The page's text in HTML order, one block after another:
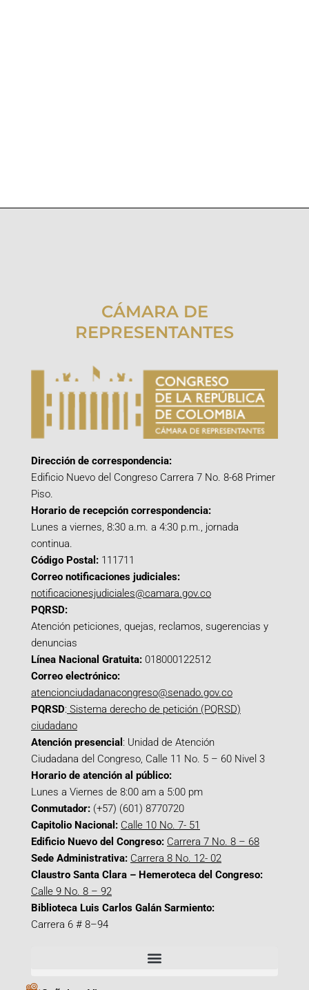
CÁMARA DE
REPRESENTANTES
Dirección de correspondencia:
Edificio Nuevo del Congreso Carrera 7 No. 8-68 Primer
Piso.
Horario de recepción correspondencia:
Lunes a viernes, 8:30 a.m. a 4:30 p.m., jornada
continua.
Código Postal: 111711
Correo notificaciones judiciales:
notificacionesjudiciales@camara.gov.co
PQRSD:
Atención peticiones, quejas, reclamos, sugerencias y
denuncias
Línea Nacional Gratuita: 018000122512
Correo electrónico:
atencionciudadanacongreso@senado.gov.co
PQRSD: Sistema derecho de petición (PQRSD)
ciudadano
Atención presencial : Unidad de Atención
Ciudadana del Congreso, Calle 11 No. 5 – 60 Nivel 3
Horario de atención al público:
Lunes a Viernes de 8:00 am a 5:00 pm
Conmutador: (+57) (601) 8770720
Capitolio Nacional: Calle 10 No. 7- 51
Edificio Nuevo del Congreso: Carrera 7 No. 8 – 68
Sede Administrativa: Carrera 8 No. 12- 02
Claustro Santa Clara – Hemeroteca del Congreso:
Calle 9 No. 8 – 92
Biblioteca Luis Carlos Galán Sarmiento:
Carrera 6 # 8–94